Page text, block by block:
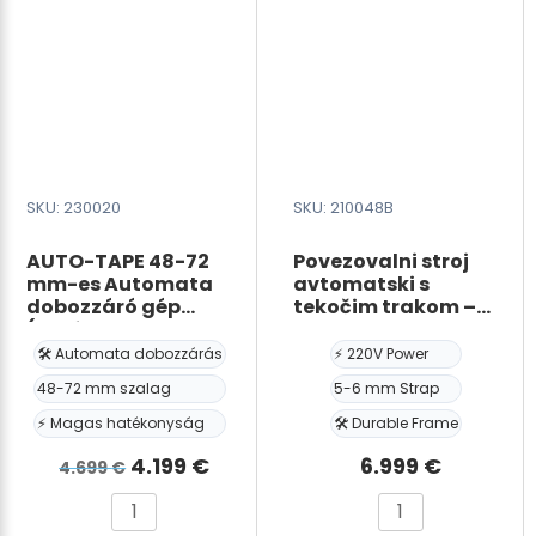
SKU: 230020
AUTO-TAPE 48-72
mm-es Automata
dobozzáró gép
(Kraft vagy BOPP
szalag)
🛠️ Automata dobozzárás
48-72 mm szalag
⚡ Magas hatékonyság
4.699€ Det
ursprungliga
priset
4.199 €Det
AUTO-
SKU: 210048B
Povezovalni stroj
avtomatski s
tekočim trakom –
za PP trak širine 5-
6mm, debeline- 0,6-
1,0 mm, okvir – širina
850mm, višina
800mm
⚡ 220V Power
5-6 mm Strap
🛠️ Durable Frame
6.999 €
Povezovalni